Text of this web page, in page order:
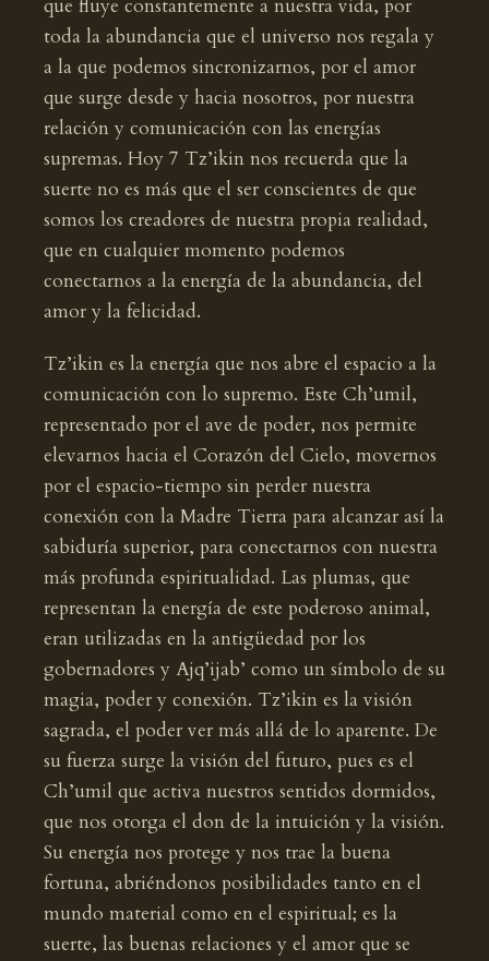
que fluye constantemente a nuestra vida, por
toda la abundancia que el universo nos regala y
a la que podemos sincronizarnos, por el amor
que surge desde y hacia nosotros, por nuestra
relación y comunicación con las energías
supremas. Hoy 7 Tz’ikin nos recuerda que la
suerte no es más que el ser conscientes de que
somos los creadores de nuestra propia realidad,
que en cualquier momento podemos
conectarnos a la energía de la abundancia, del
amor y la felicidad.
Tz’ikin es la energía que nos abre el espacio a la
comunicación con lo supremo. Este Ch’umil,
representado por el ave de poder, nos permite
elevarnos hacia el Corazón del Cielo, movernos
por el espacio-tiempo sin perder nuestra
conexión con la Madre Tierra para alcanzar así la
sabiduría superior, para conectarnos con nuestra
más profunda espiritualidad. Las plumas, que
representan la energía de este poderoso animal,
eran utilizadas en la antigüedad por los
gobernadores y Ajq’ijab’ como un símbolo de su
magia, poder y conexión. Tz’ikin es la visión
sagrada, el poder ver más allá de lo aparente. De
su fuerza surge la visión del futuro, pues es el
Ch’umil que activa nuestros sentidos dormidos,
que nos otorga el don de la intuición y la visión.
Su energía nos protege y nos trae la buena
fortuna, abriéndonos posibilidades tanto en el
mundo material como en el espiritual; es la
suerte, las buenas relaciones y el amor que se